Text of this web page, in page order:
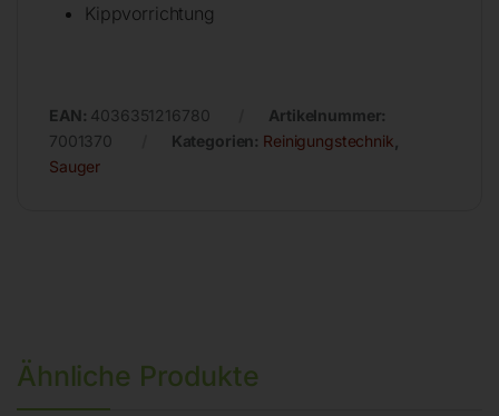
Kippvorrichtung
EAN: 4036351216780
Artikelnummer:
7001370
Kategorien: Reinigungstechnik
Sauger
Ähnliche Produkte